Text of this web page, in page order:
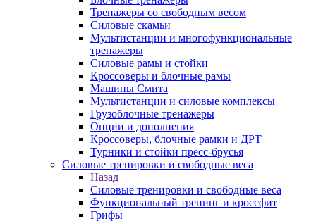
Тренажеры со свободным весом
Силовые скамьи
Мультистанции и многофункциональные
тренажеры
Силовые рамы и стойки
Кроссоверы и блочные рамы
Машины Смита
Мультистанции и силовые комплексы
Грузоблочные тренажеры
Опции и дополнения
Кроссоверы, блочные рамки и ДРТ
Турники и стойки пресс-брусья
Силовые тренировки и свободные веса
Назад
Силовые тренировки и свободные веса
Функциональный тренинг и кроссфит
Грифы